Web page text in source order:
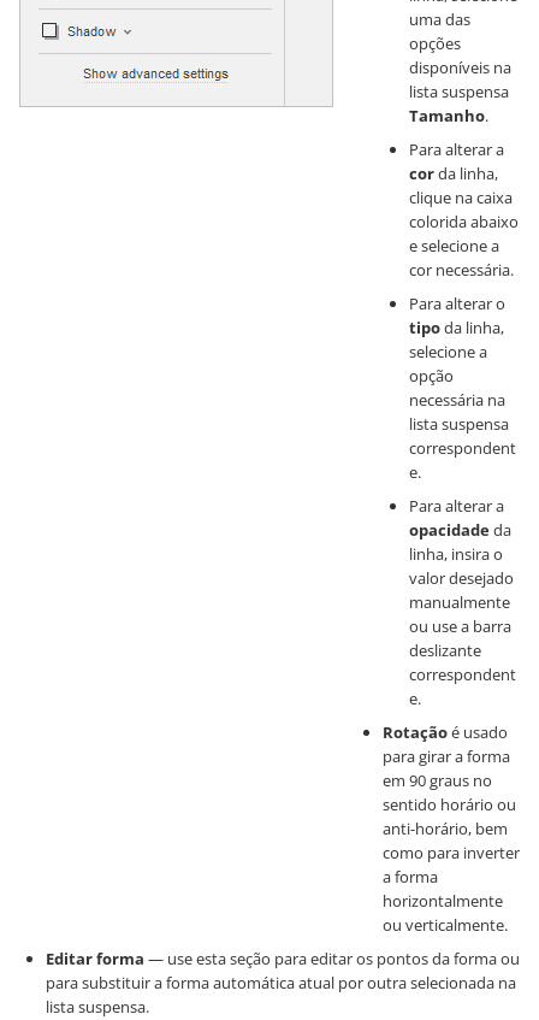
uma das
opções
disponíveis na
lista suspensa
Tamanho.
Para alterar a
corda linha,
clique na caixa
colorida abaixo
e selecione a
cor necessária.
Para alterar o
tipoda linha,
selecione a
opção
necessária na
lista suspensa
correspondent
e.
Para alterar a
opacidadeda
linha, insira o
valor desejado
manualmente
ou use a barra
deslizante
correspondent
e.
Rotaçãoé usado
para girar a forma
em 90 graus no
sentido horário ou
anti-horário, bem
como para inverter
a forma
horizontalmente
ou verticalmente.
Editar forma — use esta seção para editar os pontos da forma ou
para substituir a forma automática atual por outra selecionada na
lista suspensa.